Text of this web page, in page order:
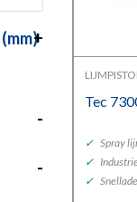
+
-
-
Tec
✓ Spray
✓
✓